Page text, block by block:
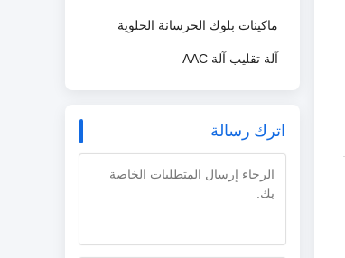
ماكينات بلوك الخرسانة الخلوية
آلة تقليب آلة AAC
اترك رسالة